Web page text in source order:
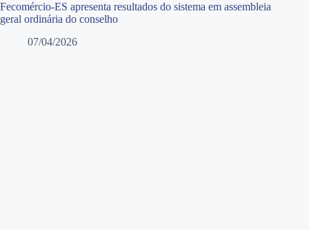
Fecomércio-ES apresenta resultados do sistema em assembleia
geral ordinária do conselho
07/04/2026